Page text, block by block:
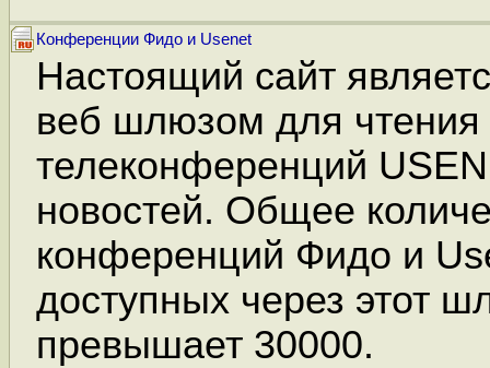
Конференции Фидо и Usenet
Настоящий сайт
веб шлюзом для чтения
телеконференций
новостей. Общее
конференций Фидо и
доступных через этот
превышает 30000.